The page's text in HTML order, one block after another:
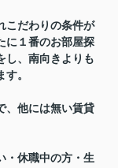
こだわりの条件が
に１番のお部屋探
し、南向きよりも
。
、他には無い賃貸
・休職中の方・生